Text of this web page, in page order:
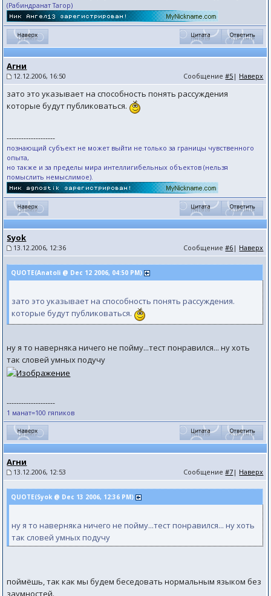
(Рабиндранат Тагор)
Агни
12.12.2006, 16:50 Сообщение#5 | Наверх
зато это указывает на способность понять рассуждения
которые будут публиковаться.
--------------------
познающий субъект не может выйти не только за границы чувственного
опыта,
но также и за пределы мира интеллигибельных объектов (нельзя
помыслить немыслимое).
Syok
13.12.2006, 12:36 Сообщение#6 | Наверх
QUOTE(Anatoli @ Dec 12 2006, 04:50 PM)
зато это указывает на способность понять рассуждения.
которые будут публиковаться.
ну я то наверняка ничего не пойму...тест понравился... ну хоть
так словей умных подучу
--------------------
1 манат=100 гяпиков
Агни
13.12.2006, 12:53 Сообщение#7 | Наверх
QUOTE(Syok @ Dec 13 2006, 12:36 PM)
ну я то наверняка ничего не пойму...тест понравился... ну хоть
так словей умных подучу
поймёшь, так как мы будем беседовать нормальным языком без
заумностей.